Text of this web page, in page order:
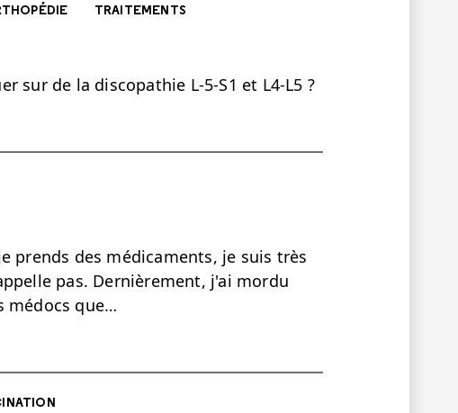
TRAITEMENTS
sur de la discopathie L-5-S1 et L4-L5 ?
prends des médicaments, je suis très
pas. Dernièrement, j'ai mordu
médocs que…